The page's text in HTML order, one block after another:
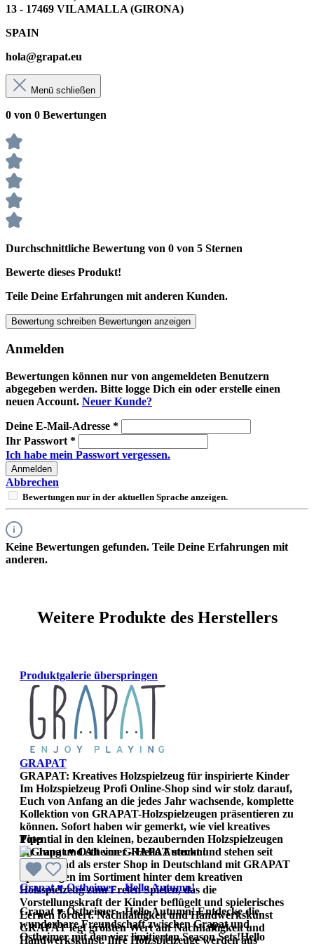
13 - 17469 VILAMALLA (GIRONA)
SPAIN
hola@grapat.eu
Menü schließen
0 von 0 Bewertungen
Durchschnittliche Bewertung von 0 von 5 Sternen
Bewerte dieses Produkt!
Teile Deine Erfahrungen mit anderen Kunden.
Bewertung schreiben Bewertungen anzeigen
Anmelden
Bewertungen können nur von angemeldeten Benutzern
abgegeben werden. Bitte logge Dich ein oder erstelle einen
neuen Account. Neuer Kunde?
Deine E-Mail-Adresse *
Ihr Passwort *
Ich habe mein Passwort vergessen.
Anmelden
Abbrechen
Bewertungen nur in der aktuellen Sprache anzeigen.
Keine Bewertungen gefunden. Teile Deine Erfahrungen mit
anderen.
Weitere Produkte des Herstellers
Produktgalerie überspringen
GRAPAT
GRAPAT: Kreatives Holzspielzeug für inspirierte Kinder
Im Holzspielzeug Profi Online-Shop sind wir stolz darauf,
Euch von Anfang an die jedes Jahr wachsende, komplette
Kollektion von GRAPAT-Holzspielzeugen präsentieren zu
können. Sofort haben wir gemerkt, wie viel kreatives
Potential in den kleinen, bezaubernden Holzspielzeugen
für Jung und Alt von GRAPAT steckt und stehen seit
Beginn und als erster Shop in Deutschland mit GRAPAT
Spielzeugen im Sortiment hinter dem kreativen
Holzspielzeug zum Freien Spielen, das die
Vorstellungskraft der Kinder beflügelt und spielerisches
Lernen fördert. Nachhaltigkeit und Handwerkskunst
GRAPAT legt größten Wert auf Nachhaltigkeit und
Handwerkskunst. Ihre Holzspielzeuge werden aus
Tipp
Grapat ♥ Ostheimer - Hello Autumn!
Grapat ♥ Ostheimer - Hello Autumn! Entdecke die
wunderbare Freundschaft zwischen Grapat und
Ostheimer mit den vier limitierten Season Sets!Hello